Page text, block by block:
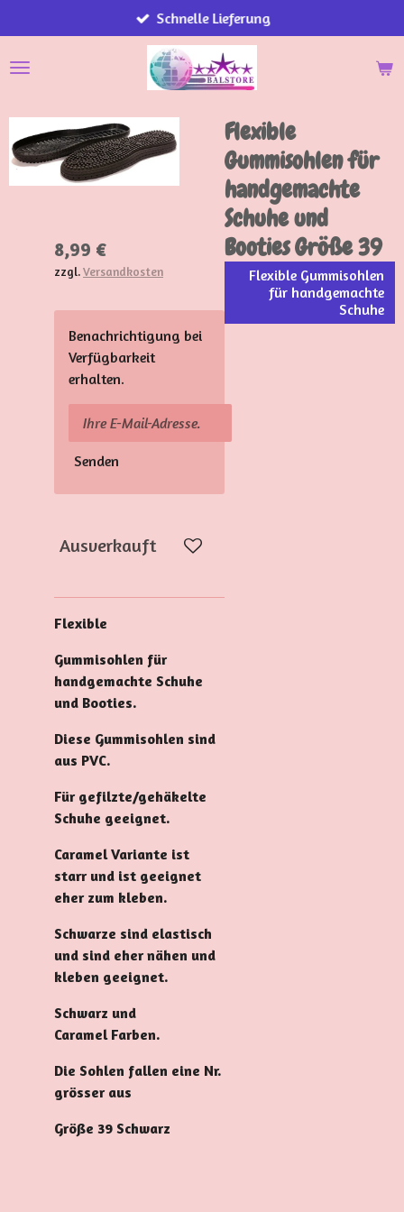
Hauptinhalt
springen
Schnelle Lieferung
Flexible
Gummisohlen für
handgemachte
Schuhe und
Booties Größe 39
Flexible Gummisohlen
für handgemachte
Schuhe
8,99 €
zzgl.Versandkosten
Benachrichtigung bei
Verfügbarkeit
erhalten.
Senden
Ausverkauft
Flexible
Gummisohlen für
handgemachte Schuhe
und Booties.
Diese Gummisohlen sind
aus PVC.
Für gefilzte/gehäkelte
Schuhe geeignet.
Caramel Variante ist
starr und ist geeignet
eher zum kleben.
Schwarze sind elastisch
und sind eher nähen und
kleben geeignet.
Schwarz und
Caramel Farben.
Die Sohlen fallen eine Nr.
grösser aus
Größe 39 Schwarz